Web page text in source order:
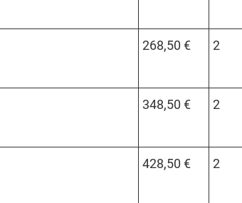
268,50 € 2
348,50 € 2
428,50 € 2